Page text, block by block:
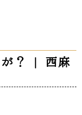
が？ | 西麻